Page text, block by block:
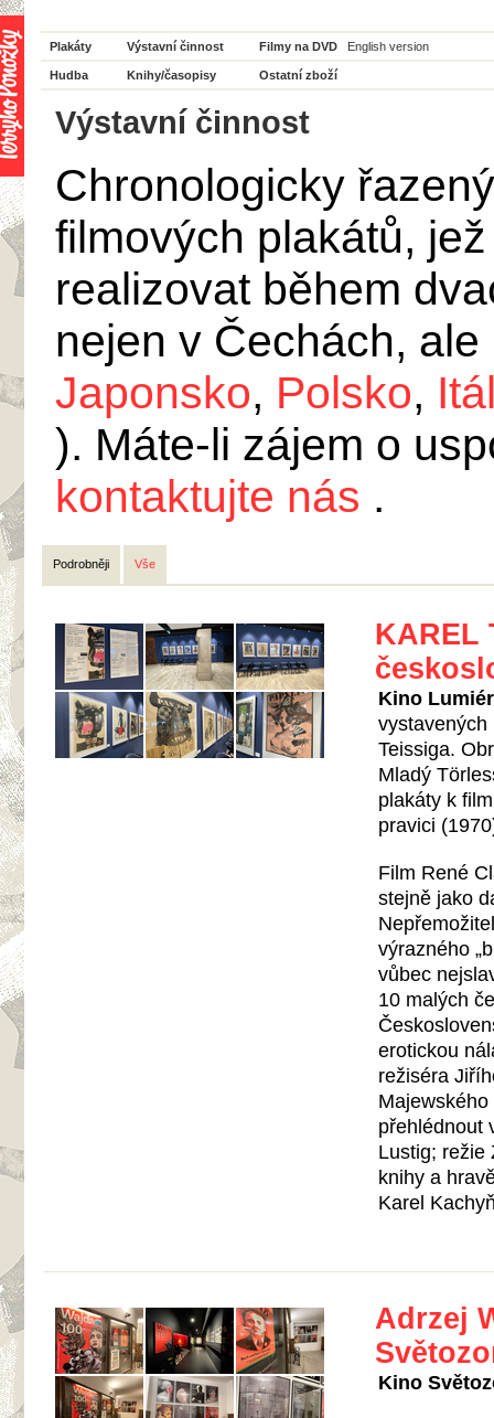
Plakáty Výstavní činnost Filmy na DVD English version
Hudba Knihy/časopisy Ostatní zboží
Výstavní činnost
Chronologicky
filmových plakátů,
realizovat během
nejen v Čechách,
Japonsko, Polsko,
). Máte-li zájem o
kontaktujte nás .
Podrobněji Vše
KAREL
Kino
Teissiga.
Mladý
plakáty k
pravici
Film René
stejně jako
výrazného
vůbec
10 malých
erotickou
režiséra
přehlédnout
Lustig; režie
knihy a
Karel
Adrzej
Kino